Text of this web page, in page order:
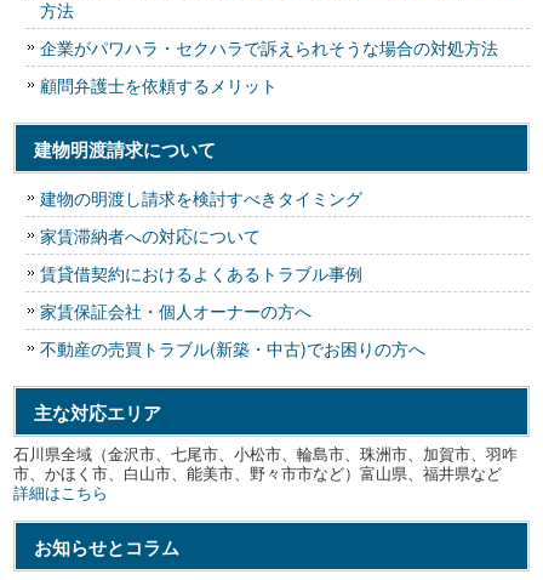
方法
企業がパワハラ・セクハラで訴えられそうな場合の対処方法
顧問弁護士を依頼するメリット
建物明渡請求について
建物の明渡し請求を検討すべきタイミング
家賃滞納者への対応について
賃貸借契約におけるよくあるトラブル事例
家賃保証会社・個人オーナーの方へ
不動産の売買トラブル(新築・中古)でお困りの方へ
主な対応エリア
石川県全域（金沢市、七尾市、小松市、輪島市、珠洲市、加賀市、羽咋
市、かほく市、白山市、能美市、野々市市など）富山県、福井県など
詳細はこちら
お知らせとコラム